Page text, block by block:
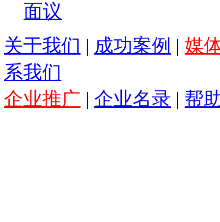
面议
关于我们 | 成功案例 | 媒
系我们
企业推广 | 企业名录 | 帮